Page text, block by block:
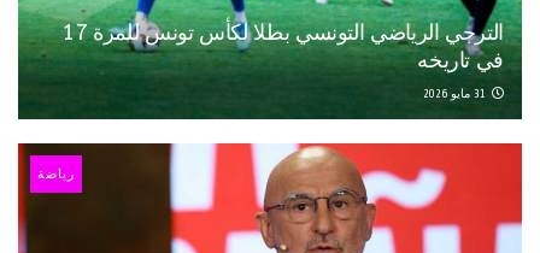
الترجي الرياضي التونسي بطلا لكأس تونس للمرة 17
في تاريخه
رياضة